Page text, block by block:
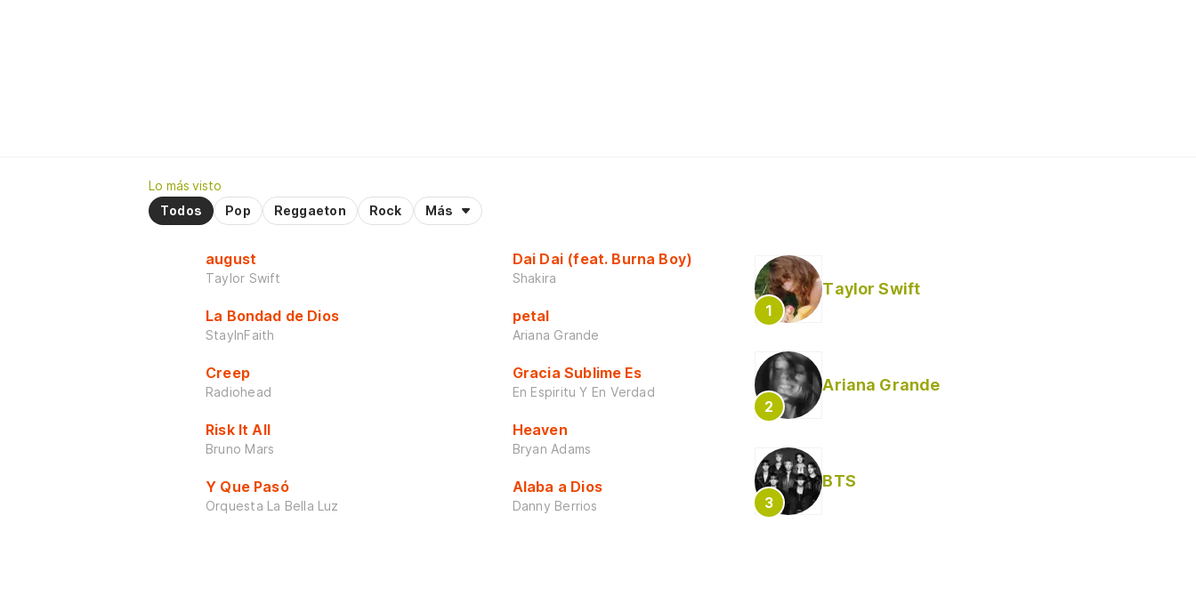
Lo más visto
Todos
Pop Reggaeton Rock Más
august
Taylor Swift
La Bondad de Dios
StayInFaith
Creep
Radiohead
Risk It All
Bruno Mars
Y Que Pasó
Orquesta La Bella Luz
Dai Dai (feat. Burna Boy)
Shakira
petal
Ariana Grande
Gracia Sublime Es
En Espiritu Y En Verdad
Heaven
Bryan Adams
Alaba a Dios
Danny Berrios
Taylor Swift
Ariana Grande
BTS